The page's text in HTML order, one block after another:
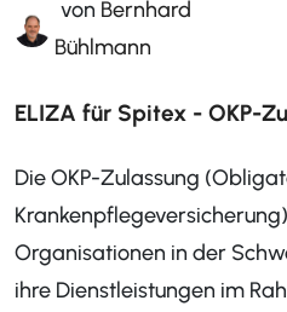
von Bernhard
Bühlmann
ELIZA für Spitex - OKP-
Die OKP-Zulassung
Organisationen in der
ihre Dienstleistungen im